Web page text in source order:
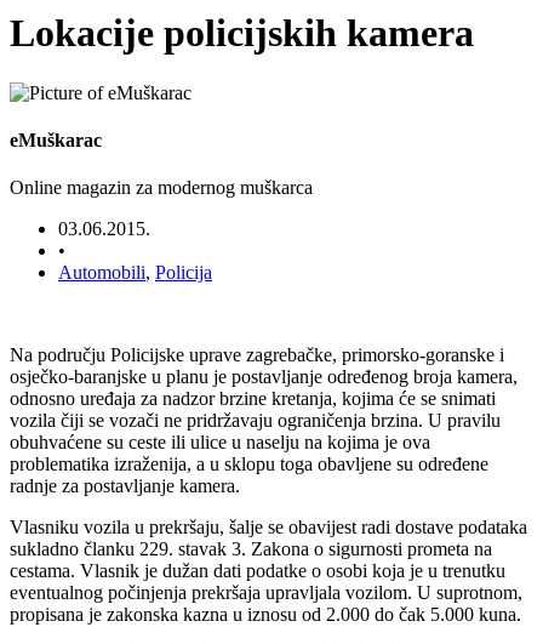
Lokacije policijskih kamera
eMuškarac
Online magazin za modernog muškarca
03.06.2015.
•
Automobili, Policija
Na području Policijske uprave zagrebačke, primorsko-goranske i
osječko-baranjske u planu je postavljanje određenog broja kamera,
odnosno uređaja za nadzor brzine kretanja, kojima će se snimati
vozila čiji se vozači ne pridržavaju ograničenja brzina. U pravilu
obuhvaćene su ceste ili ulice u naselju na kojima je ova
problematika izraženija, a u sklopu toga obavljene su određene
radnje za postavljanje kamera.
Vlasniku vozila u prekršaju, šalje se obavijest radi dostave podataka
sukladno članku 229. stavak 3. Zakona o sigurnosti prometa na
cestama. Vlasnik je dužan dati podatke o osobi koja je u trenutku
eventualnog počinjenja prekršaja upravljala vozilom. U suprotnom,
propisana je zakonska kazna u iznosu od 2.000 do čak 5.000 kuna.